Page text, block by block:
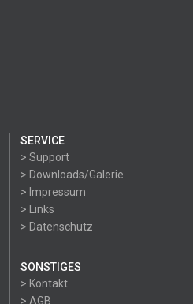
SERVICE
> Support
> Downloads/Galerie
> Impressum
> Links
> Datenschutz
SONSTIGES
> Kontakt
> AGB